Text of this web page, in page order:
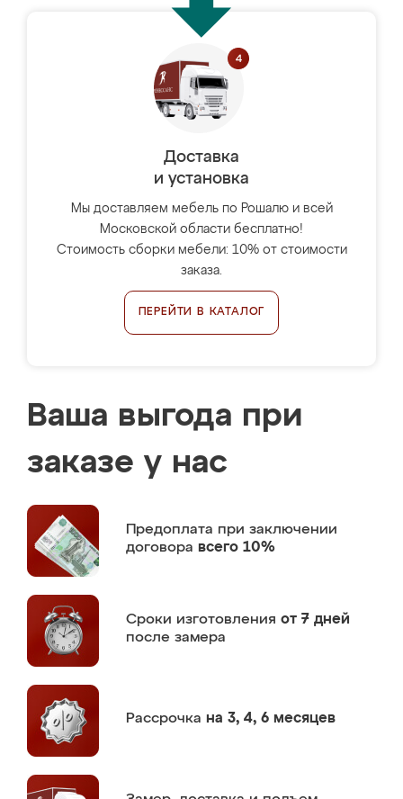
Доставка
и установка
Мы доставляем мебель по Рошалю и всей
Московской области бесплатно!
Стоимость сборки мебели: 10% от стоимости
заказа.
ПЕРЕЙТИ В КАТАЛОГ
Ваша выгода при
заказе у нас
Предоплата при заключении
договора всего 10%
Сроки изготовления от 7 дней
после замера
Рассрочка на 3, 4, 6 месяцев